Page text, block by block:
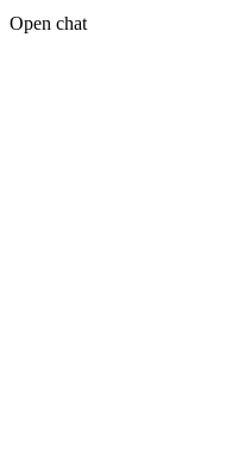
Open chat